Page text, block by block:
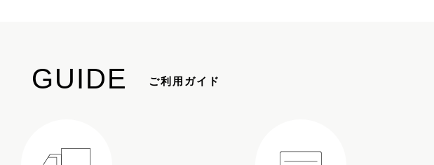
GUIDE ご利用ガイド